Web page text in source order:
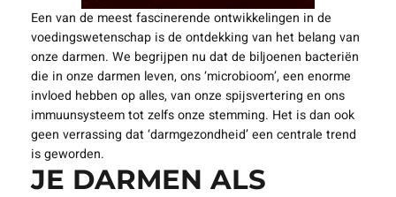
Een van de meest fascinerende ontwikkelingen in de
voedingswetenschap is de ontdekking van het belang van
onze darmen. We begrijpen nu dat de biljoenen bacteriën
die in onze darmen leven, ons ‘microbioom’, een enorme
invloed hebben op alles, van onze spijsvertering en ons
immuunsysteem tot zelfs onze stemming. Het is dan ook
geen verrassing dat ‘darmgezondheid’ een centrale trend
is geworden.
JE DARMEN ALS